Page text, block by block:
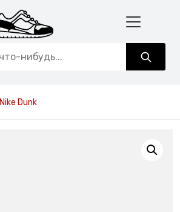
Nike Dunk